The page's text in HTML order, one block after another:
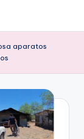
aparatos